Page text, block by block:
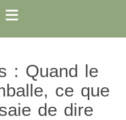
: Quand le
ce que
de dire